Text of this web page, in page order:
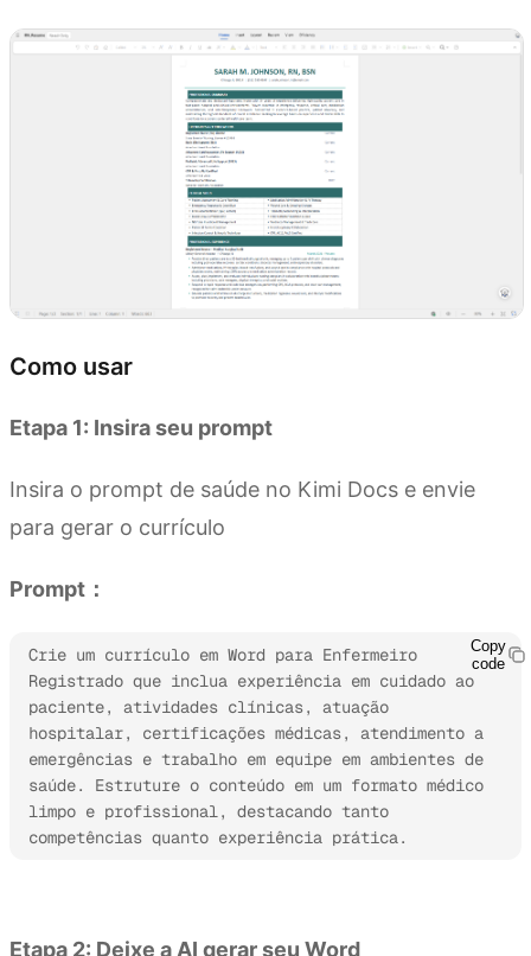
Como usar
Etapa 1: Insira seu prompt
Insira o prompt de saúde no Kimi Docs e envie
para gerar o currículo
Prompt：
Crie um currículo em Word para Enfermeiro
Registrado que inclua experiência em cuidado ao
paciente, atividades clínicas, atuação
hospitalar, certificações médicas, atendimento a
emergências e trabalho em equipe em ambientes de
saúde. Estruture o conteúdo em um formato médico
limpo e profissional, destacando tanto
competências quanto experiência prática.
Copy
code
Etapa 2: Deixe a AI gerar seu Word